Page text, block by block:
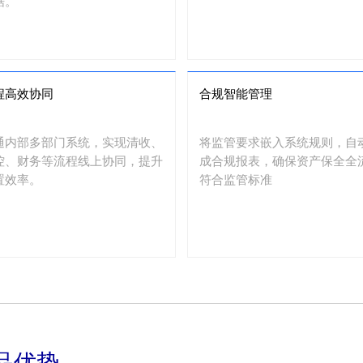
高效协同
内部多部门系统，实现清收、
、财务等流程线上协同，提升
率。
合规智能管理
将监管要求嵌入系统规则，自
成合规报表，确保资产保全全
符合监管标准